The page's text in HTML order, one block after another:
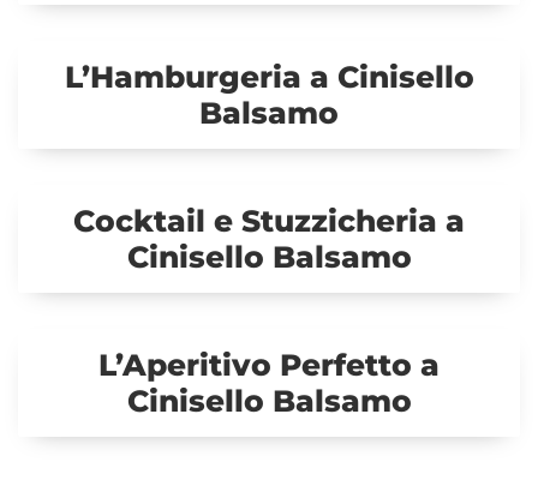
L’Hamburgeria a Cinisello
Balsamo
Cocktail e Stuzzicheria a
Cinisello Balsamo
L’Aperitivo Perfetto a
Cinisello Balsamo